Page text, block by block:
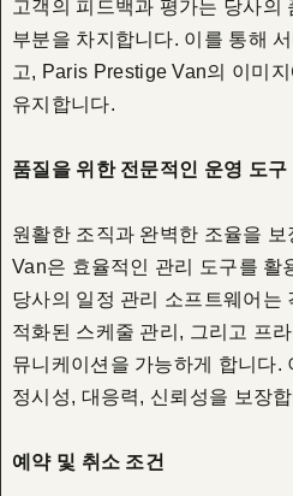
고객의 피드백과 평가는 당사의
부분을 차지합니다. 이를 통해
고, Paris Prestige Van의 이미
유지합니다.
품질을 위한 전문적인 운영 도구
원활한 조직과 완벽한 조율을
Van은 효율적인 관리 도구를 활
당사의 일정 관리 소프트웨어는
적화된 스케줄 관리, 그리고 프
뮤니케이션을 가능하게 합니다.
정시성, 대응력, 신뢰성을 보장
예약 및 취소 조건